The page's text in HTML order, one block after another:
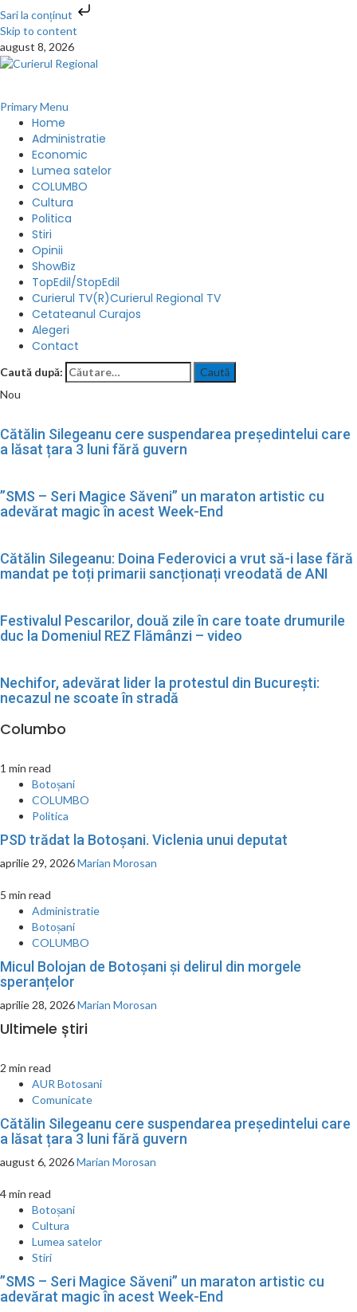
Sari la conținut
Skip to content
august 8, 2026
Primary Menu
Home
Administratie
Economic
Lumea satelor
COLUMBO
Cultura
Politica
Stiri
Opinii
ShowBiz
TopEdil/StopEdil
Curierul TV(R)Curierul Regional TV
Cetateanul Curajos
Alegeri
Contact
Caută după:
Nou
Cătălin Silegeanu cere suspendarea președintelui care
a lăsat țara 3 luni fără guvern
”SMS – Seri Magice Săveni” un maraton artistic cu
adevărat magic în acest Week-End
Cătălin Silegeanu: Doina Federovici a vrut să-i lase fără
mandat pe toți primarii sancționați vreodată de ANI
Festivalul Pescarilor, două zile în care toate drumurile
duc la Domeniul REZ Flămânzi – video
Nechifor, adevărat lider la protestul din București:
necazul ne scoate în stradă
Columbo
1 min read
Botoșani
COLUMBO
Politica
PSD trădat la Botoșani. Viclenia unui deputat
aprilie 29, 2026Marian Morosan
5 min read
Administratie
Botoșani
COLUMBO
Micul Bolojan de Botoșani și delirul din morgele
speranțelor
aprilie 28, 2026Marian Morosan
Ultimele știri
2 min read
AUR Botosani
Comunicate
Cătălin Silegeanu cere suspendarea președintelui care
a lăsat țara 3 luni fără guvern
august 6, 2026Marian Morosan
4 min read
Botoșani
Cultura
Lumea satelor
Stiri
”SMS – Seri Magice Săveni” un maraton artistic cu
adevărat magic în acest Week-End